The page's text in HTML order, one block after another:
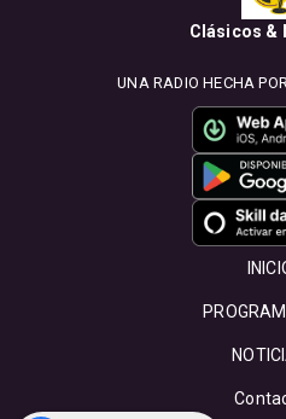
Clásicos &
UNA RADIO HECHA